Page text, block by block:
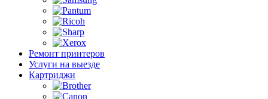
Ремонт принтеров
Услуги на выезде
Картриджи